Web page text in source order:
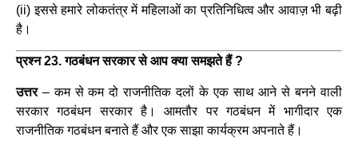
(ii) इससे हमारे लोकतंत्र में महिलाओं का प्रतिनिधित्व और आवाज़ भी बढ़ी
है।
प्रश्न 23. गठबंधन सरकार से आप क्या समझते हैं ?
उत्तर–कम से कम दो राजनीतिक दलों के एक साथ आने से बनने वाली
सरकार गठबंधन सरकारहै।आमतौर पर गठबंधन में भागीदार एक
राजनीतिक गठबंधन बनाते हैं और एक साझा कार्यक्रम अपनाते हैं।